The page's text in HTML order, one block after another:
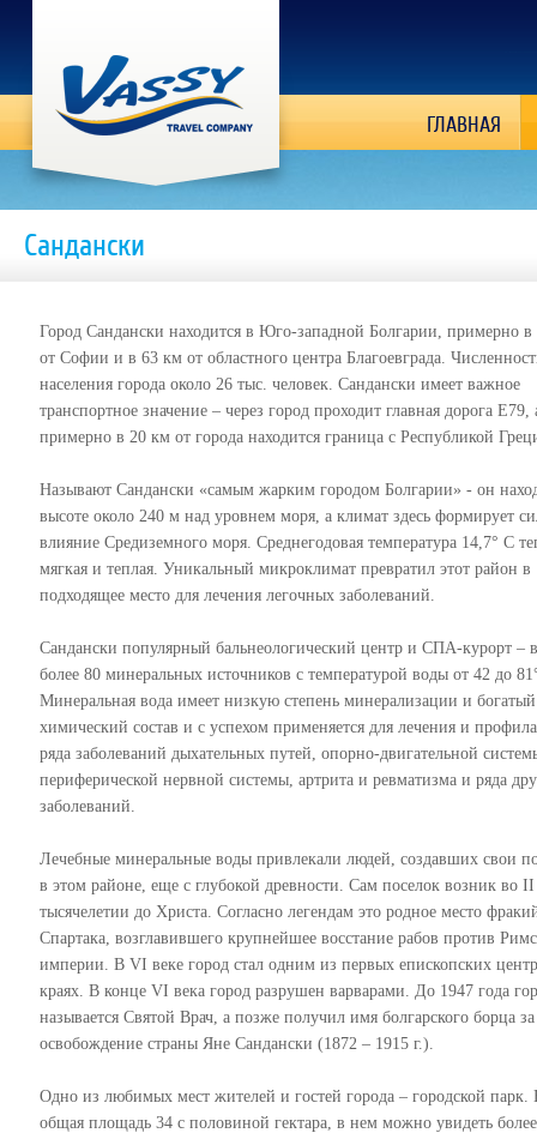
ГЛАВНАЯ
Сандански
Город Сандански находится в Юго-западной Болгарии, примерно
от Софии и в 63 км от областного центра Благоевграда.
населения города около 26 тыс. человек. Сандански имеет важное
транспортное значение – через город проходит главная дорога Е79,
примерно в 20 км от города находится граница с Республикой
Называют Сандански «самым жарким городом Болгарии» - он
высоте около 240 м над уровнем моря, а климат здесь формирует
влияние Средиземного моря. Среднегодовая температура 14,7° С
мягкая и теплая. Уникальный микроклимат превратил этот район в
подходящее место для лечения легочных заболеваний.
Сандански популярный бальнеологический центр и СПА-курорт –
более 80 минеральных источников с температурой воды от 42 до
Минеральная вода имеет низкую степень минерализации и богатый
химический состав и с успехом применяется для лечения и
ряда заболеваний дыхательных путей, опорно-двигательной
периферической нервной системы, артрита и ревматизма и ряда
заболеваний.
Лечебные минеральные воды привлекали людей, создавших свои
в этом районе, еще с глубокой древности. Сам поселок возник во ІІ
тысячелетии до Христа. Согласно легендам это родное место
Спартака, возглавившего крупнейшее восстание рабов против
империи. В VІ веке город стал одним из первых епископских
краях. В конце VІ века город разрушен варварами. До 1947 года
называется Святой Врач, а позже получил имя болгарского борца за
освобождение страны Яне Сандански (1872 – 1915 г.).
Одно из любимых мест жителей и гостей города – городской парк.
общая площадь 34 с половиной гектара, в нем можно увидеть